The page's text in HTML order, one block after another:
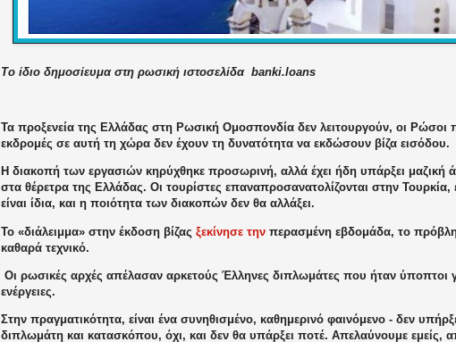
Το ίδιο δημοσίευμα στη ρωσική ιστοσελίδα banki.loans
Τα προξενεία της Ελλάδας στη Ρωσική Ομοσπονδία δεν λειτουργούν, οι Ρώσοι
εκδρομές σε αυτή τη χώρα δεν έχουν τη δυνατότητα να εκδώσουν βίζα εισόδου.
Η διακοπή των εργασιών κηρύχθηκε προσωρινή, αλλά έχει ήδη υπάρξει μαζική
στα θέρετρα της Ελλάδας. Οι τουρίστες επαναπροσανατολίζονται στην
είναι ίδια, και η ποιότητα των διακοπών δεν θα αλλάξει.
Το «διάλειμμα» στην έκδοση βίζας ξεκίνησε την περασμένη εβδομάδα, το
καθαρά τεχνικό.
Οι ρωσικές αρχές απέλασαν αρκετούς Έλληνες διπλωμάτες που ήταν ύποπτοι
ενέργειες.
Στην πραγματικότητα, είναι ένα συνηθισμένο, καθημερινό φαινόμενο - δεν
διπλωμάτη και κατασκόπου, όχι, και δεν θα υπάρξει ποτέ. Απελαύνουμε εμείς,